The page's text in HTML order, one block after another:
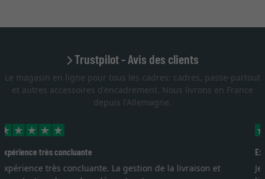
Trustpilot - Avis des clients
Le magasin en ligne pour tous les cadres: cadres, passe-partout
et autres accessoires d'encadrement. Nous livrons en France
depuis l'Allemagne.
Excellent
Je recherchais un cadre sur mesure pour une